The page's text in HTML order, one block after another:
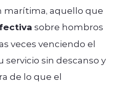
marítima, aquello que
sobre hombros
veces venciendo el
sin descanso y
de lo que el